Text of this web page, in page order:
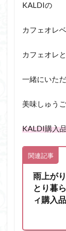
KALDIの
カフェオレ
カフェオレと
一緒にいた
美味しゅう
KALDI購入
関連記事
雨上が
とり暮
ィ購入